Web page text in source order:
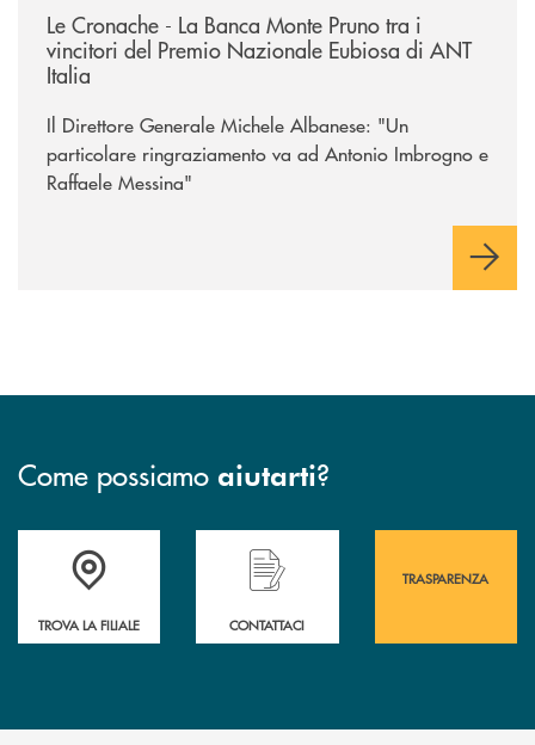
Le Cronache - La Banca Monte Pruno tra i
vincitori del Premio Nazionale Eubiosa di ANT
Italia
Il Direttore Generale Michele Albanese: "Un
particolare ringraziamento va ad Antonio Imbrogno e
Raffaele Messina"
Come possiamo aiutarti?
Accedi all' elenco completo&nbsp; delle&nbsp; filiali&nbsp; di Banca
TROVA LA FILIALE
Hai bisogno di assistenza immediata?
CONTATTACI
TRASPARENZA